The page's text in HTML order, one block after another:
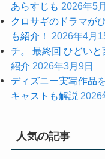
あらすじも 2026年5
クロサギのドラマが
も紹介！ 2026年4月
チ。 最終回 ひどい
紹介 2026年3月9日
ディズニー実写作品
キャストも解説 2026
人気の記事